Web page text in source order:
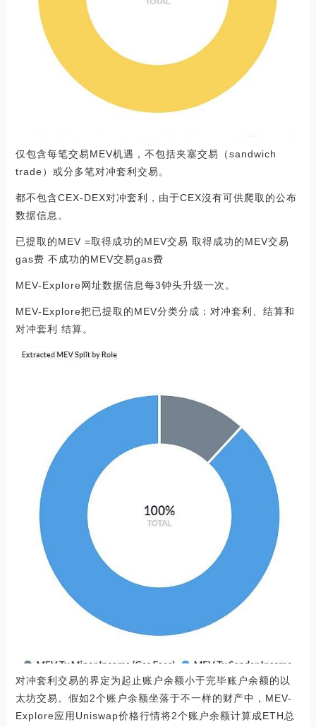
仅包含每笔交易MEV机遇，不包括夹塞交易（sandwich
trade）或分多笔对冲套利交易。
都不包含CEX-DEX对冲套利，由于CEX沒有可供爬取的公布
数据信息。
已提取的MEV =取得成功的MEV交易 取得成功的MEV交易
gas费 不成功的MEV交易gas费
MEV-Explore网址数据信息每3钟头升级一次。
MEV-Explore把已提取的MEV分类分成：对冲套利、结算和
对冲套利 结算。
对冲套利交易的界定为起止账户余额小于完毕账户余额的以
太坊交易。假如2个账户余额坐落于不一样的财产中，MEV-
Explore应用Uniswap价格行情将2个账户余额计算成ETH总